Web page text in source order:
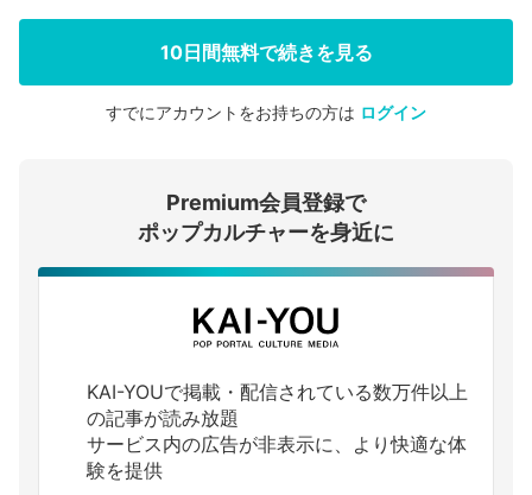
会員登録する
ログインする
10日間無料で続きを見る
すでにアカウントをお持ちの方は ログイン
Premium会員登録で
ポップカルチャーを身近に
KAI-YOUで掲載・配信されている数万件以上
の記事が読み放題
サービス内の広告が非表示に、より快適な体
験を提供